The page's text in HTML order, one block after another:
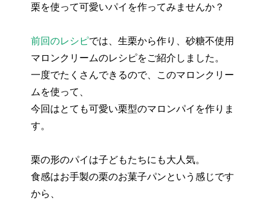
栗を使って可愛いパイを作ってみませんか？
前回のレシピでは、生栗から作り、砂糖不使用
マロンクリームのレシピをご紹介しました。
一度でたくさんできるので、このマロンクリー
ムを使って、
今回はとても可愛い栗型のマロンパイを作りま
す。
栗の形のパイは子どもたちにも大人気。
食感はお手製の栗のお菓子パンという感じです
から、